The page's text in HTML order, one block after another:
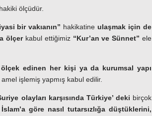
ölçüdür.
bir vakıanın” hakikatineulaşmak için de
ölçerkabul ettiğimiz “Kur’an ve Sünnet” ele
edinen her kişi ya da kurumsal yapı
işlemiş yapmış kabul edilir.
olayları karşısında Türkiye’ deki birçok
İslam’a göre nasıl tutarsızlığa düştüklerini,